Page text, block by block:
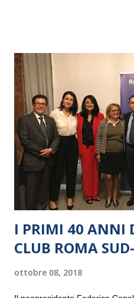
I PRIMI 40 ANNI
CLUB ROMA
ottobre 08, 2018